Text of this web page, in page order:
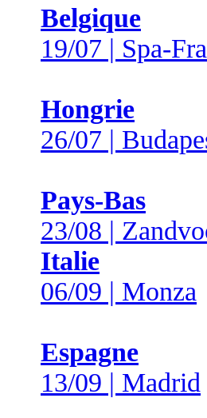
Belgique
19/07 | Spa-
Hongrie
26/07 |
Pays-Bas
23/08 |
Italie
06/09 | Monza
Espagne
13/09 | Madrid